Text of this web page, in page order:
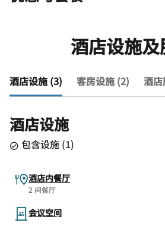
酒店设施
酒店设施 (3) 客房设施 (2) 酒
酒店设施
包含设施 (1)
酒店内餐厅
2 间餐厅
会议空间